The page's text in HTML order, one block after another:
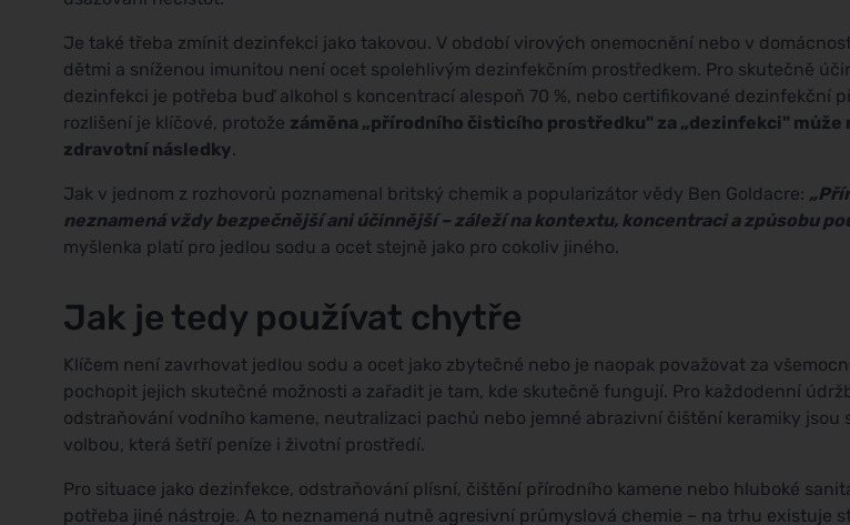
Je také třeba zmínit dezinfekci jako takovou. V období virových onemocnění nebo v
dětmi a sníženou imunitou není ocet spolehlivým dezinfekčním prostředkem. Pro skutečně
dezinfekci je potřeba buď alkohol s koncentrací alespoň 70 %, nebo certifikované dezinfekční
rozlišení je klíčové, protože záměna „přírodního čisticího prostředku" za „dezinfekci" může
zdravotní následky.
Jak v jednom z rozhovorů poznamenal britský chemik a popularizátor vědy Ben Goldacre:
neznamená vždy bezpečnější ani účinnější – záleží na kontextu, koncentraci a způsobu
myšlenka platí pro jedlou sodu a ocet stejně jako pro cokoliv jiného.
Jak je tedy používat chytře
Klíčem není zavrhovat jedlou sodu a ocet jako zbytečné nebo je naopak považovat za
pochopit jejich skutečné možnosti a zařadit je tam, kde skutečně fungují. Pro každodenní
odstraňování vodního kamene, neutralizaci pachů nebo jemné abrazivní čištění keramiky jsou
volbou, která šetří peníze i životní prostředí.
Pro situace jako dezinfekce, odstraňování plísní, čištění přírodního kamene nebo hluboké
potřeba jiné nástroje. A to neznamená nutně agresivní průmyslová chemie – na trhu existuje